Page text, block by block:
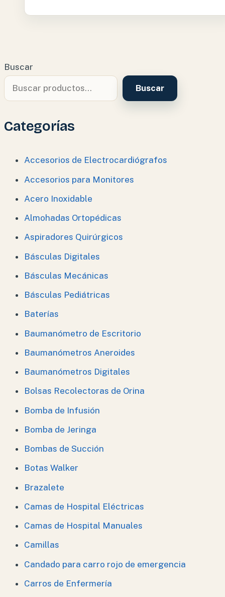
Buscar
Buscar
Categorías
Accesorios de Electrocardiógrafos
Accesorios para Monitores
Acero Inoxidable
Almohadas Ortopédicas
Aspiradores Quirúrgicos
Básculas Digitales
Básculas Mecánicas
Básculas Pediátricas
Baterías
Baumanómetro de Escritorio
Baumanómetros Aneroides
Baumanómetros Digitales
Bolsas Recolectoras de Orina
Bomba de Infusión
Bomba de Jeringa
Bombas de Succión
Botas Walker
Brazalete
Camas de Hospital Eléctricas
Camas de Hospital Manuales
Camillas
Candado para carro rojo de emergencia
Carros de Enfermería